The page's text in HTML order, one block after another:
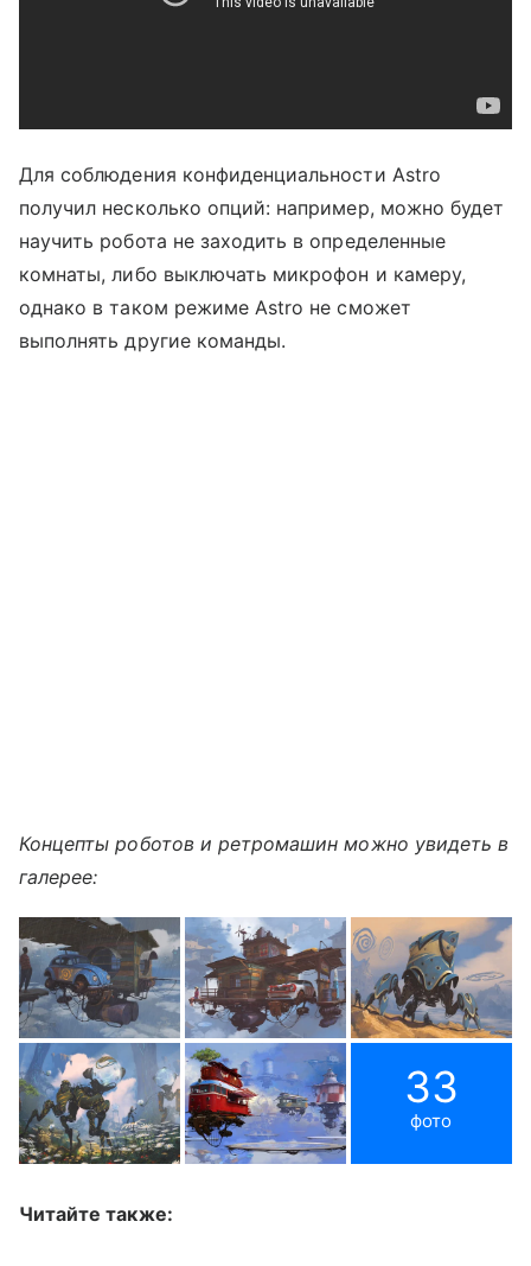
Для соблюдения конфиденциальности Astro
получил несколько опций: например, можно будет
научить робота не заходить в определенные
комнаты, либо выключать микрофон и камеру,
однако в таком режиме Astro не сможет
выполнять другие команды.
Концепты роботов и ретромашин можно увидеть в
галерее:
33
фото
Читайте также: